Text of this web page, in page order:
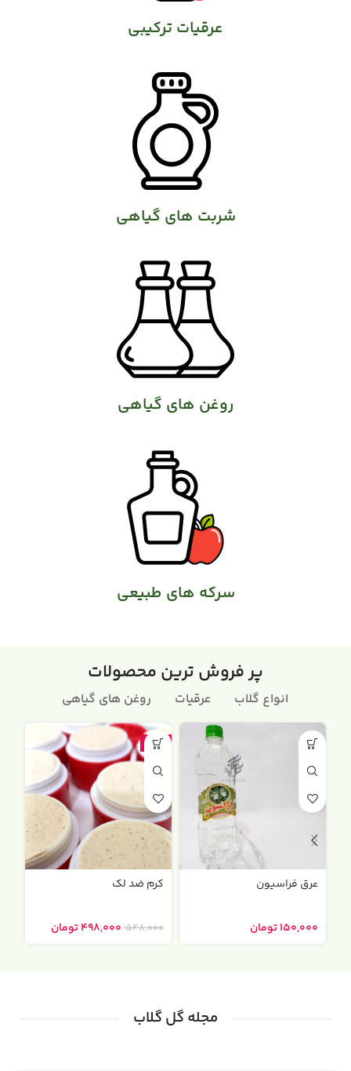
عرقیات ترکیبی
شربت های گیاهی
روغن های گیاهی
سرکه های طبیعی
پر فروش ترین محصولات
انواع گلاب عرقیات روغن های گیاهی
عرق فراسیون
۱۵۰,۰۰۰تومان
-۹%
کرم ضد لک
۵۴۸,۰۰۰ ۴۹۸,۰۰۰تومان
مجله گل گلاب